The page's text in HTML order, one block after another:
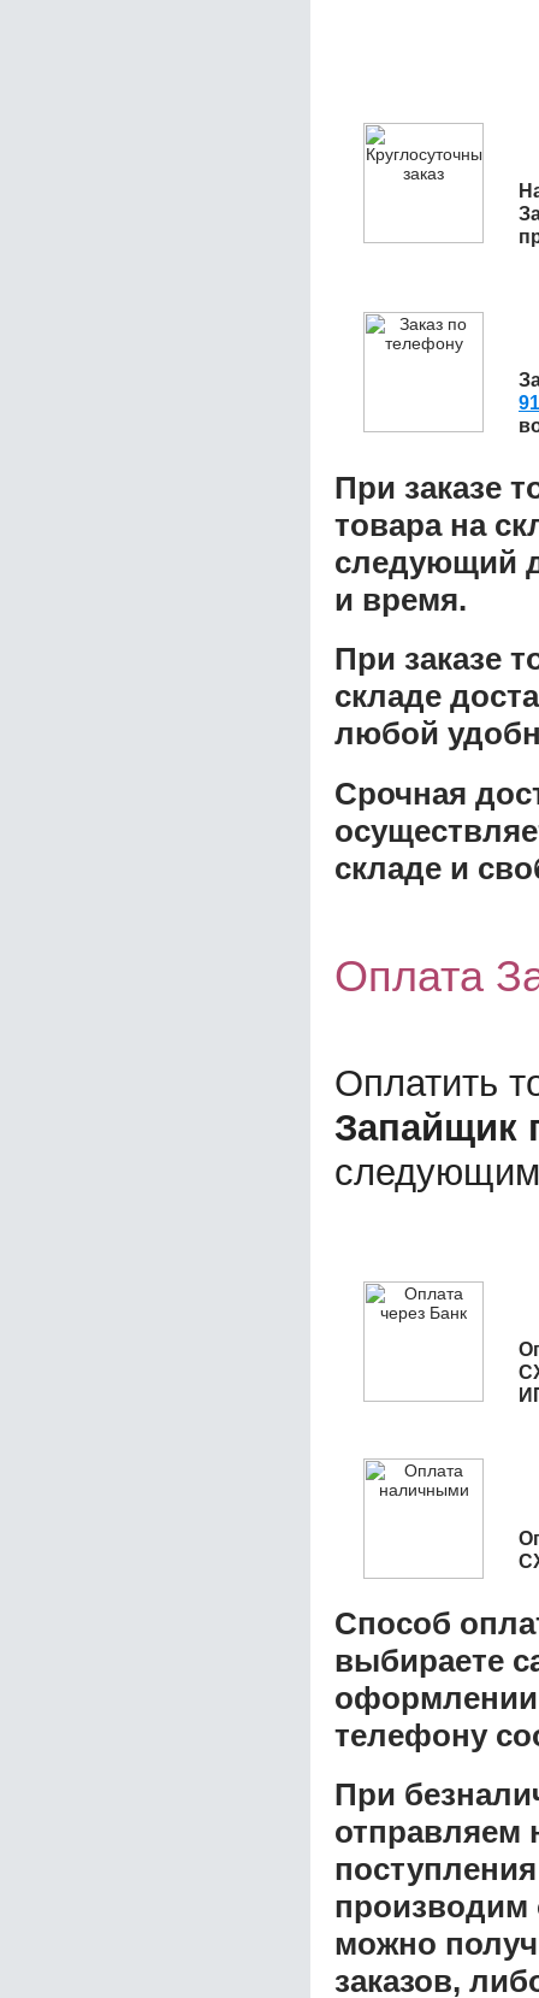
При заказе
товара на
следующий
и время.
При заказе
складе
любой
Срочная
складе и
Оплата
Оплатить
Запайщик
Способ
выбираете
оформлении
телефону
При
отправляем
производим
можно
заказов,